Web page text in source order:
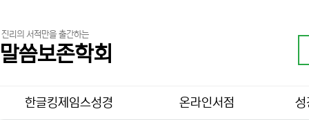
진리의 서적만을 출간하는
말씀보존학회
메인 메뉴
한글킹제임스성경 온라인서점 성